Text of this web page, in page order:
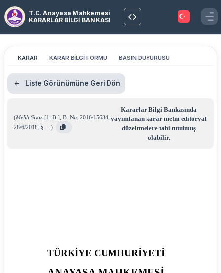
T.C. Anayasa Mahkemesi
KARARLAR BİLGİ BANKASI
KARAR KARAR BİLGİ FORMU BASIN DUYURUSU
Liste Görünümüne Geri Dön
(Melih Sivas [1. B.], B. No: 2016/15634,
28/6/2018, § …)
Kararlar Bilgi Bankasında
yayımlanan karar metni editöryal
düzeltmelere tabi tutulmuş
olabilir.